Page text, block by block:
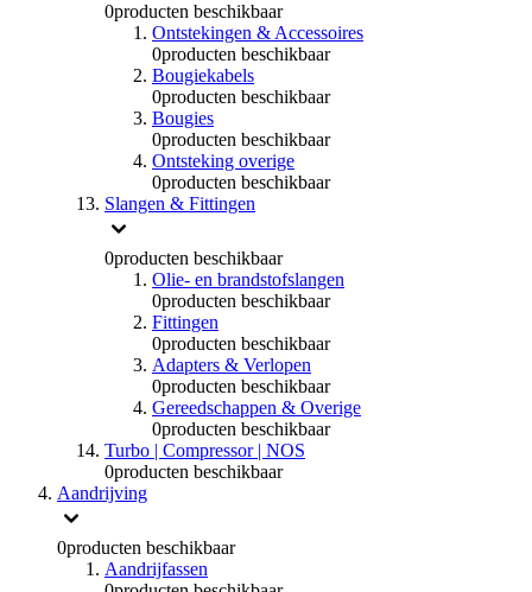
0producten beschikbaar
Ontstekingen & Accessoires
0producten beschikbaar
Bougiekabels
0producten beschikbaar
Bougies
0producten beschikbaar
Ontsteking overige
0producten beschikbaar
Slangen & Fittingen
0producten beschikbaar
Olie- en brandstofslangen
0producten beschikbaar
Fittingen
0producten beschikbaar
Adapters & Verlopen
0producten beschikbaar
Gereedschappen & Overige
0producten beschikbaar
Turbo | Compressor | NOS
0producten beschikbaar
Aandrijving
0producten beschikbaar
Aandrijfassen